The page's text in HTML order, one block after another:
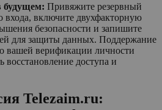
будущем: Привяжите резервный
входа, включите двухфакторную
безопасности и запишите
для защиты данных. Поддержание
вашей верификации личности
восстановление доступа и
Telezaim.ru: